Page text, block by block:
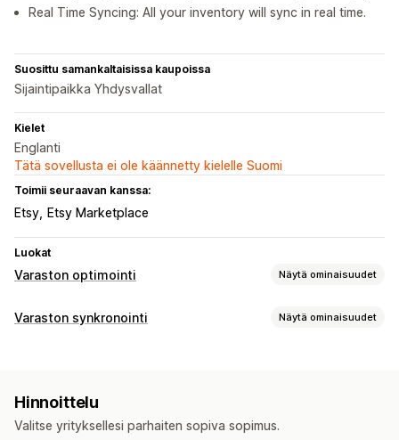
Real Time Syncing: All your inventory will sync in real time.
Suosittu samankaltaisissa kaupoissa
Sijaintipaikka Yhdysvallat
Kielet
Englanti
Tätä sovellusta ei ole käännetty kielelle Suomi
Toimii seuraavan kanssa:
Etsy Etsy Marketplace
Luokat
Varaston optimointi Näytä ominaisuudet
Varastonhallinta
Monikanavainen
Varaston synkronointi Näytä ominaisuudet
Viivakoodit Monikanavainen
Automaattinen Manuaalinen Joukkosynkronointi
Hinnoittelu
Valitse yrityksellesi parhaiten sopiva sopimus.